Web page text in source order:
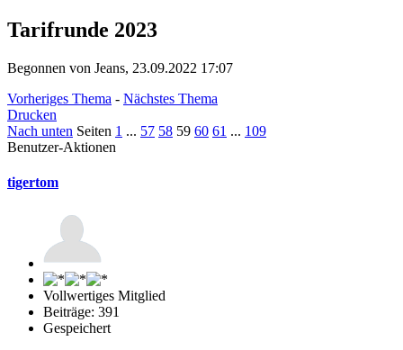
Tarifrunde 2023
Begonnen von Jeans, 23.09.2022 17:07
Vorheriges Thema - Nächstes Thema
Drucken
Nach unten Seiten 1 ... 57 58 59 60 61 ... 109
Benutzer-Aktionen
tigertom
Vollwertiges Mitglied
Beiträge: 391
Gespeichert